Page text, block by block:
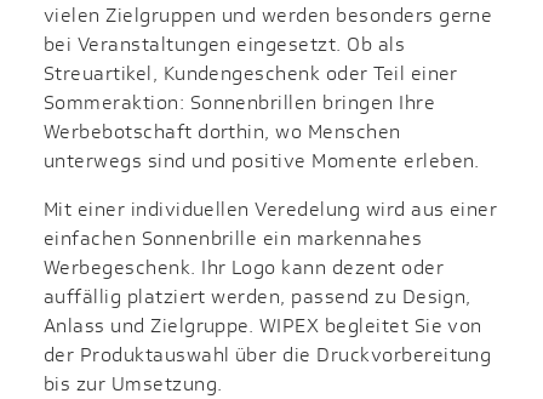
vielen Zielgruppen und werden besonders gerne
bei Veranstaltungen eingesetzt. Ob als
Streuartikel, Kundengeschenk oder Teil einer
Sommeraktion: Sonnenbrillen bringen Ihre
Werbebotschaft dorthin, wo Menschen
unterwegs sind und positive Momente erleben.
Mit einer individuellen Veredelung wird aus einer
einfachen Sonnenbrille ein markennahes
Werbegeschenk. Ihr Logo kann dezent oder
auffällig platziert werden, passend zu Design,
Anlass und Zielgruppe. WIPEX begleitet Sie von
der Produktauswahl über die Druckvorbereitung
bis zur Umsetzung.